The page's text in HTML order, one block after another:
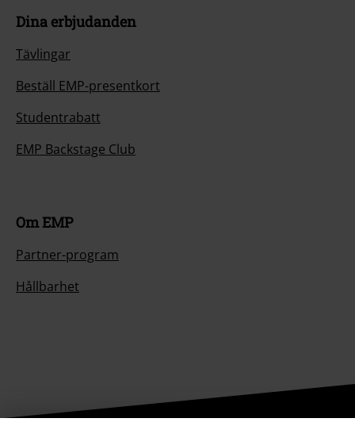
Dina erbjudanden
Tävlingar
Beställ EMP-presentkort
Studentrabatt
EMP Backstage Club
Om EMP
Partner-program
Hållbarhet